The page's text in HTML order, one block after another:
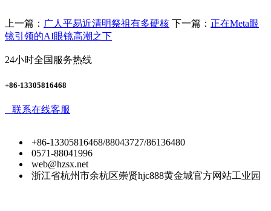
上一篇： 广人平易近清明祭祖有多硬核 下一篇： 正在Meta眼
镜引领的AI眼镜高潮之下
24小时全国服务热线
+86-13305816468
联系在线客服
+86-13305816468/88043727/86136480
0571-88041996
web@hzsx.net
浙江省杭州市余杭区崇贤hjc888黄金城官方网站工业园